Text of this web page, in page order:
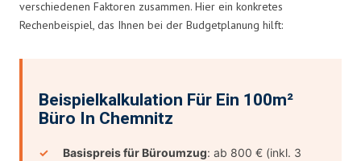
verschiedenen Faktoren zusammen. Hier ein konkretes
Rechenbeispiel, das Ihnen bei der Budgetplanung hilft:
Beispielkalkulation Für Ein 100m²
Büro In Chemnitz
Basispreis für Büroumzug: ab 800 € (inkl. 3